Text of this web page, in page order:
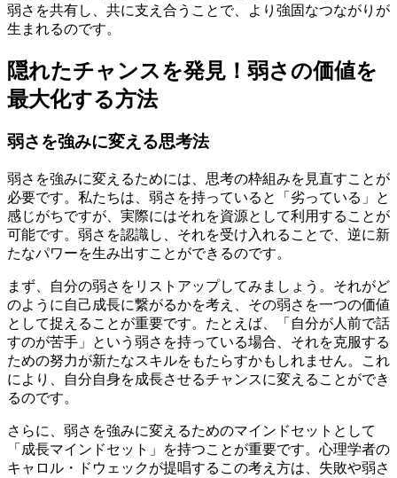
弱さを共有し、共に支え合うことで、より強固なつながりが
生まれるのです。
隠れたチャンスを発見！弱さの価値を
最大化する方法
弱さを強みに変える思考法
弱さを強みに変えるためには、思考の枠組みを見直すことが
必要です。私たちは、弱さを持っていると「劣っている」と
感じがちですが、実際にはそれを資源として利用することが
可能です。弱さを認識し、それを受け入れることで、逆に新
たなパワーを生み出すことができるのです。
まず、自分の弱さをリストアップしてみましょう。それがど
のように自己成長に繋がるかを考え、その弱さを一つの価値
として捉えることが重要です。たとえば、「自分が人前で話
すのが苦手」という弱さを持っている場合、それを克服する
ための努力が新たなスキルをもたらすかもしれません。これ
により、自分自身を成長させるチャンスに変えることができ
るのです。
さらに、弱さを強みに変えるためのマインドセットとして
「成長マインドセット」を持つことが重要です。心理学者の
キャロル・ドウェックが提唱するこの考え方は、失敗や弱さ